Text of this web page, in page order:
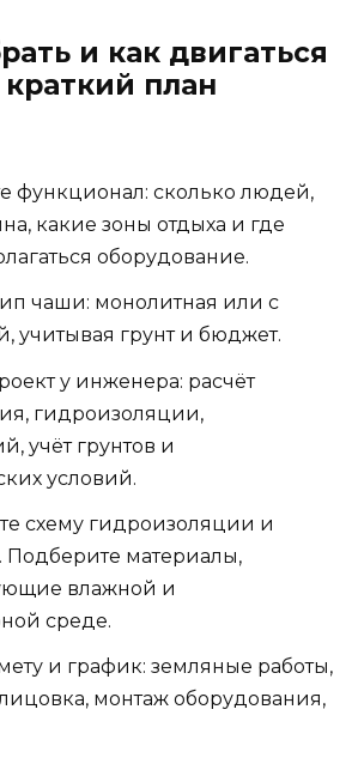
и как двигаться
план
функционал: сколько людей,
какие зоны отдыха и где
оборудование.
чаши: монолитная или с
учитывая грунт и бюджет.
у инженера: расчёт
гидроизоляции,
учёт грунтов и
условий.
схему гидроизоляции и
Подберите материалы,
влажной и
среде.
и график: земляные работы,
монтаж оборудования,